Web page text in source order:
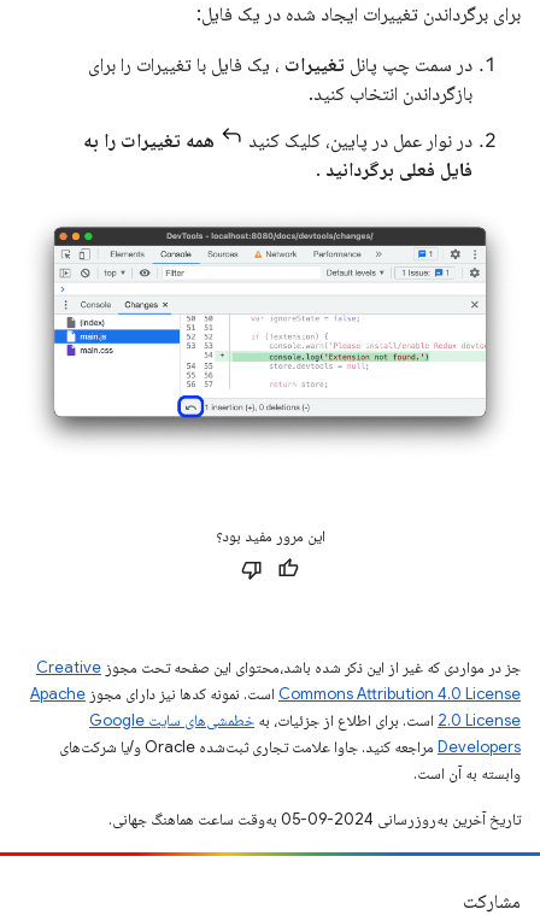
برای برگرداندن تغییرات ایجاد شده در یک فایل:
در سمت چپ پانل تغییرات ، یک فایل با تغییرات را برای
بازگرداندن انتخاب کنید.
در نوار عمل در پایین، کلیک کنید
همه تغییرات را به
فایل فعلی برگردانید .
این مرور مفید بود؟
جز در مواردی که غیر از این ذکر شده باشد،‌محتوای این صفحه تحت مجوز Creative
Commons Attribution 4.0 License است. نمونه کدها نیز دارای مجوز Apache
2.0 License است. برای اطلاع از جزئیات، به
خطمشی‌های سایت Google
Developers‏
مراجعه کنید. جاوا علامت تجاری ثبت‌شده Oracle و/یا شرکت‌های
وابسته به آن است.
تاریخ آخرین به‌روزرسانی 2024-09-05 به‌وقت ساعت هماهنگ جهانی.
مشارکت